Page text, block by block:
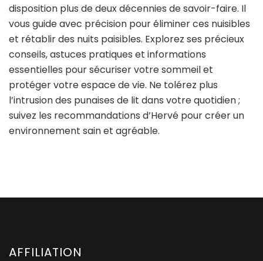
disposition plus de deux décennies de savoir-faire. Il
vous guide avec précision pour éliminer ces nuisibles
et rétablir des nuits paisibles. Explorez ses précieux
conseils, astuces pratiques et informations
essentielles pour sécuriser votre sommeil et
protéger votre espace de vie. Ne tolérez plus
l’intrusion des punaises de lit dans votre quotidien ;
suivez les recommandations d’Hervé pour créer un
environnement sain et agréable.
AFFILIATION